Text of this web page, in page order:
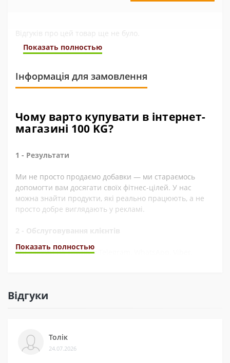
Відгуків про цей товар ще не було.
Показать полностью
Інформація для замовлення
Чому варто купувати в інтернет-
магазині 100 KG?
1 - Результати
Ми не просто продаємо добавки — ми стараємось
допомогти вам досягати своїх фітнес-цілей. У нас
можна знайти продукти, які реально працюють, а не
просто добре виглядають у рекламі.
2 - Обслуговування клієнтів
Ми завжди на зв’язку у Telegram, WhatsApp, Viber,
різних платформах. Це підтверджує, що нам можна
довіряти.
Показать полностью
Відгуки
Толік
24.07.2026